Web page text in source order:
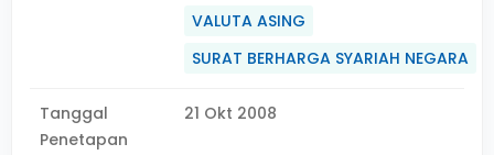
VALUTA ASING
SURAT BERHARGA SYARIAH NEGARA
Tanggal
Penetapan
21 Okt 2008